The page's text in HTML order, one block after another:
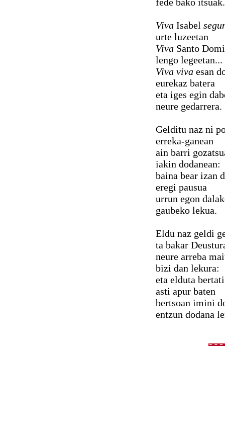
VivaIsabel
urte luzeetan
VivaSanto
lengo legeetan...
Viva vivaesan
eurekaz batera
eta iges egin
neure gedarrera.
Gelditu naz ni
erreka-ganean
ain barri
iakin dodanean:
baina bear izan
eregi pausua
urrun egon
gaubeko lekua.
Eldu naz geldi
ta bakar
neure arreba
bizi dan lekura:
eta elduta bertati
asti apur baten
bertsoan imini
entzun dodana